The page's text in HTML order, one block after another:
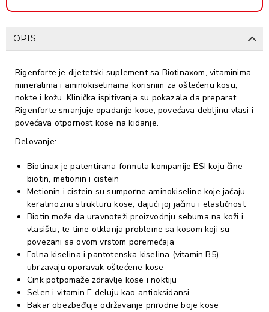
OPIS
Rigenforte je dijetetski suplement sa Biotinaxom, vitaminima,
mineralima i aminokiselinama korisnim za oštećenu kosu,
nokte i kožu. Klinička ispitivanja su pokazala da preparat
Rigenforte smanjuje opadanje kose, povećava debljinu vlasi i
povećava otpornost kose na kidanje.
Delovanje:
Biotinax je patentirana formula kompanije ESI koju čine
biotin, metionin i cistein
Metionin i cistein su sumporne aminokiseline koje jačaju
keratinoznu strukturu kose, dajući joj jačinu i elastičnost
Biotin može da uravnoteži proizvodnju sebuma na koži i
vlasištu, te time otklanja probleme sa kosom koji su
povezani sa ovom vrstom poremećaja
Folna kiselina i pantotenska kiselina (vitamin B5)
ubrzavaju oporavak oštećene kose
Cink potpomaže zdravlje kose i noktiju
Selen i vitamin E deluju kao antioksidansi
Bakar obezbeđuje održavanje prirodne boje kose